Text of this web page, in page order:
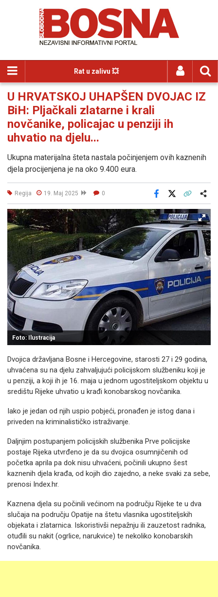
Rat u zalivu 💥
U HRVATSKOJ UHAPŠEN DVOJAC IZ
BiH: Pljačkali zlatarne i krali
novčanike, policajac u penziji ih
uhvatio na djelu...
Ukupna materijalna šteta nastala počinjenjem ovih kaznenih
djela procijenjena je na oko 9.400 eura.
Regija 19. Maj 2025 0
Facebook
Foto: Ilustracija
Dvojica državljana Bosne i Hercegovine, starosti 27 i 29 godina,
uhvaćena su na djelu zahvaljujući policijskom službeniku koji je
u penziji, a koji ih je 16. maja u jednom ugostiteljskom objektu u
središtu Rijeke uhvatio u krađi konobarskog novčanika.
Iako je jedan od njih uspio pobjeći, pronađen je istog dana i
priveden na kriminalističko istraživanje.
Daljnjim postupanjem policijskih službenika Prve policijske
postaje Rijeka utvrđeno je da su dvojica osumnjičenih od
početka aprila pa dok nisu uhvaćeni, počinili ukupno šest
kaznenih djela krađa, od kojih dio zajedno, a neke svaki za sebe,
prenosi Index.hr.
Kaznena djela su počinili većinom na području Rijeke te u dva
slučaja na području Opatije na štetu vlasnika ugostiteljskih
objekata i zlatarnica. Iskoristivši nepažnju ili zauzetost radnika,
otuđili su nakit (ogrlice, narukvice) te nekoliko konobarskih
novčanika.